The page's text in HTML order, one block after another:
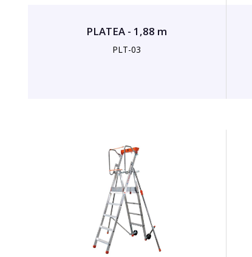
PLATEA - 1,88 m
PLT-03